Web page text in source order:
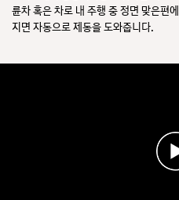
륜차 혹은 차로 내 주행 중 정면 맞은편
지면 자동으로 제동을 도와줍니다.